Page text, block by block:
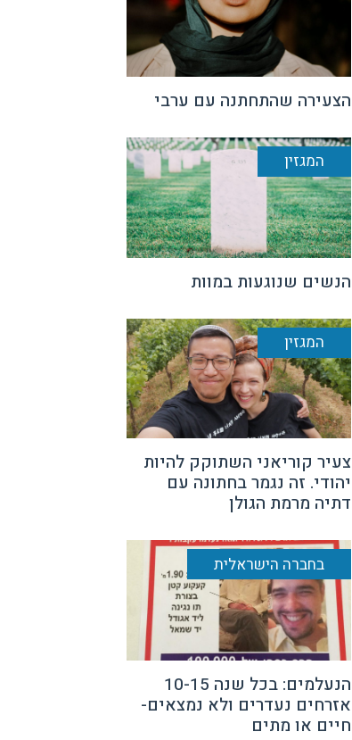
הצעירה שהתחתנה עם ערבי
המגזין
הנשים שנוגעות במוות
המגזין
צעיר קוריאני השתוקק להיות
יהודי. זה נגמר בחתונה עם
דתיה מרמת הגולן
בחברה הישראלית
הנעלמים: בכל שנה 10-15
אזרחים נעדרים ולא נמצאים-
חיים או מתים